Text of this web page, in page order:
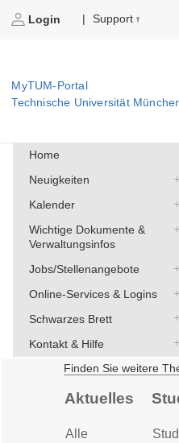
Login | Support
MyTUM-Portal
Technische Universität
Home
Neuigkeiten
Kalender
Wichtige Dokumente &
Verwaltungsinfos
Jobs/Stellenangebote
Online-Services & Logins
Schwarzes Brett
Kontakt & Hilfe
Finden Sie weitere
Aktuelles
Alle